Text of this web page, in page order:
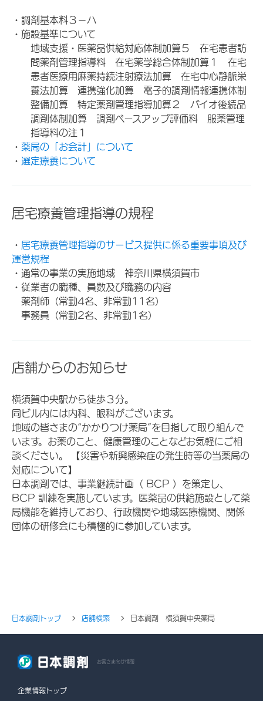
・調剤基本料３－ハ
・施設基準について
地域支援・医薬品供給対応体制加算５ 在宅患者訪
問薬剤管理指導料 在宅薬学総合体制加算１ 在宅
患者医療用麻薬持続注射療法加算 在宅中心静脈栄
養法加算 連携強化加算 電子的調剤情報連携体制
整備加算 特定薬剤管理指導加算２ バイオ後続品
調剤体制加算 調剤ベースアップ評価料 服薬管理
指導料の注１
・ 薬局の「お会計」について
・ 選定療養について
居宅療養管理指導の規程
・ 居宅療養管理指導のサービス提供に係る重要事項及び
運営規程
・通常の事業の実施地域 神奈川県横須賀市
・従業者の職種、員数及び職務の内容
薬剤師（常勤4名、非常勤11名）
事務員（常勤2名、非常勤1名）
店舗からのお知らせ
横須賀中央駅から徒歩３分。
同ビル内には内科、眼科がございます。
地域の皆さまの“かかりつけ薬局”を目指して取り組んで
います。お薬のこと、健康管理のことなどお気軽にご相
談ください。 【災害や新興感染症の発生時等の当薬局の
対応について】
日本調剤では、事業継続計画（ BCP ）を策定し、
BCP 訓練を実施しています。医薬品の供給施設として薬
局機能を維持しており、行政機関や地域医療機関、関係
団体の研修会にも積極的に参加しています。
日本調剤トップ 店舗検索 日本調剤 横須賀中央薬局
お客さま向け情報
企業情報トップ